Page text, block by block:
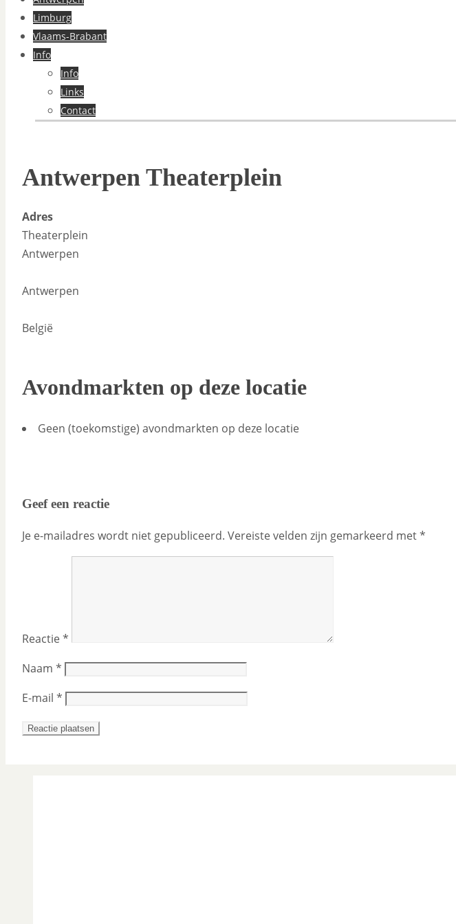
Limburg
Vlaams-Brabant
Info
Info
Links
Contact
Antwerpen Theaterplein
Adres
Theaterplein
Antwerpen
Antwerpen
België
Avondmarkten op deze locatie
Geen (toekomstige) avondmarkten op deze locatie
Geef een reactie
Je e-mailadres wordt niet gepubliceerd. Vereiste velden zijn gemarkeerd met*
Reactie*
Naam *
E-mail *